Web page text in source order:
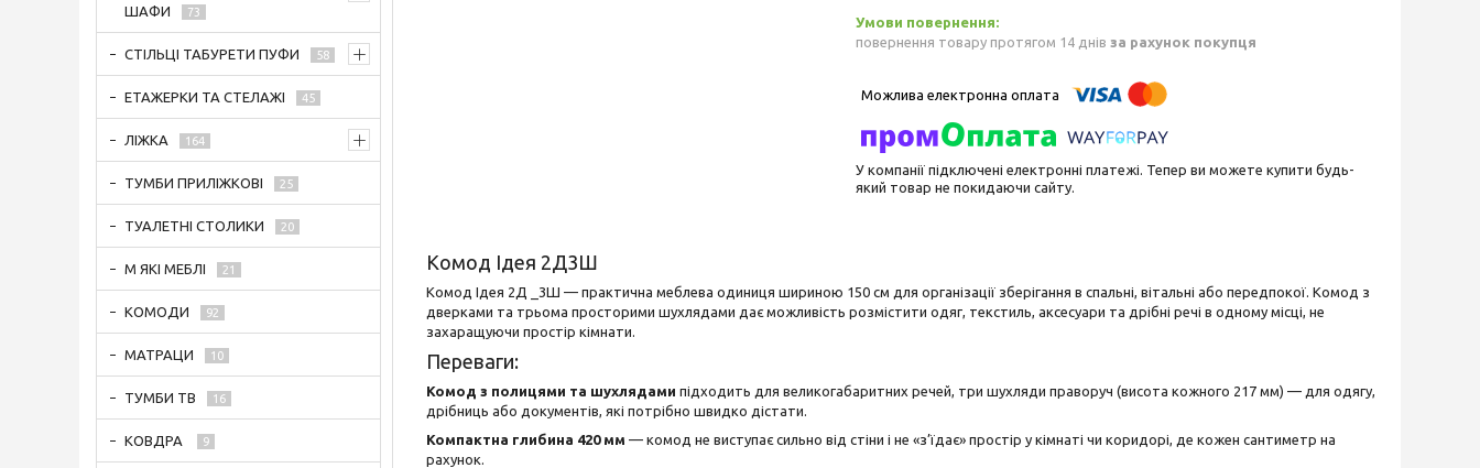
повернення товару протягом 14 днів за рахунок покупця
У компанії підключені електронні платежі. Тепер ви можете купити будь-
який товар не покидаючи сайту.
Комод Ідея 2Д3Ш
Комод Ідея 2Д _3Ш — практична меблева одиниця шириною 150 см для організації зберігання в спальні, вітальні або передпокої. Комод з
дверками та трьома просторими шухлядами дає можливість розмістити одяг, текстиль, аксесуари та дрібні речі в одному місці, не
захаращуючи простір кімнати.
Переваги:
Комод з полицями та шухлядами підходить для великогабаритних речей, три шухляди праворуч (висота кожного 217 мм) — для одягу,
дрібниць або документів, які потрібно швидко дістати.
Компактна глибина 420 мм — комод не виступає сильно від стіни і не «з’їдає» простір у кімнаті чи коридорі, де кожен сантиметр на
рахунок.
ШАФИ
73
СТІЛЬЦІ ТАБУРЕТИ ПУФИ 58
ЕТАЖЕРКИ ТА СТЕЛАЖІ 45
ЛІЖКА 164
ТУМБИ ПРИЛІЖКОВІ 25
ТУАЛЕТНІ СТОЛИКИ 20
М ЯКІ МЕБЛІ 21
КОМОДИ 92
МАТРАЦИ 10
ТУМБИ ТВ 16
КОВДРА 9